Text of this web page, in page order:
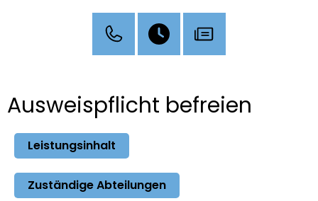
Ausweispflicht befreien
Leistungsinhalt
Zuständige Abteilungen